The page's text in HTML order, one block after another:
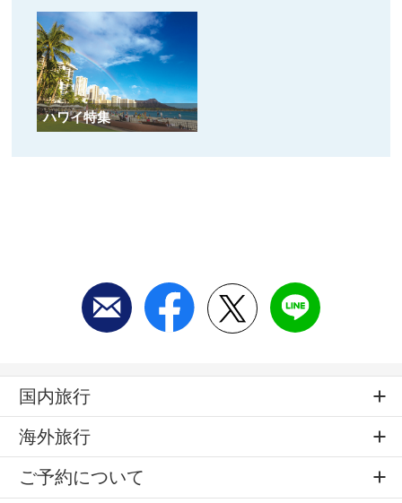
ハワイ特集
国内旅行
海外旅行
ご予約について